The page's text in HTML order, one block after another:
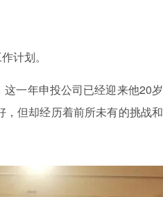
计划。
一年申投公司已经迎来他20岁
但却经历着前所未有的挑战和